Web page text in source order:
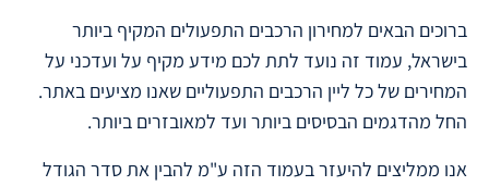
ברוכים הבאים למחירון הרכבים התפעולים המקיף ביותר
בישראל, עמוד זה נועד לתת לכם מידע מקיף על ועדכני על
המחירים של כל ליין הרכבים התפעוליים שאנו מציעים באתר.
החל מהדגמים הבסיסים ביותר ועד למאובזרים ביותר.
אנו ממליצים להיעזר בעמוד הזה ע"מ להבין את סדר הגודל